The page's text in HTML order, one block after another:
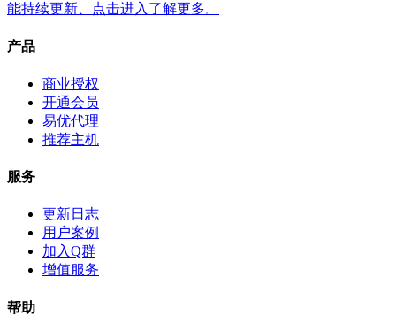
能持续更新、点击进入了解更多。
产品
商业授权
开通会员
易优代理
推荐主机
服务
更新日志
用户案例
加入Q群
增值服务
帮助